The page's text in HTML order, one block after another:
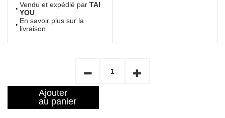
Vendu et expédié par TAI
YOU
En savoir plus sur la
livraison
Ajouter
au panier